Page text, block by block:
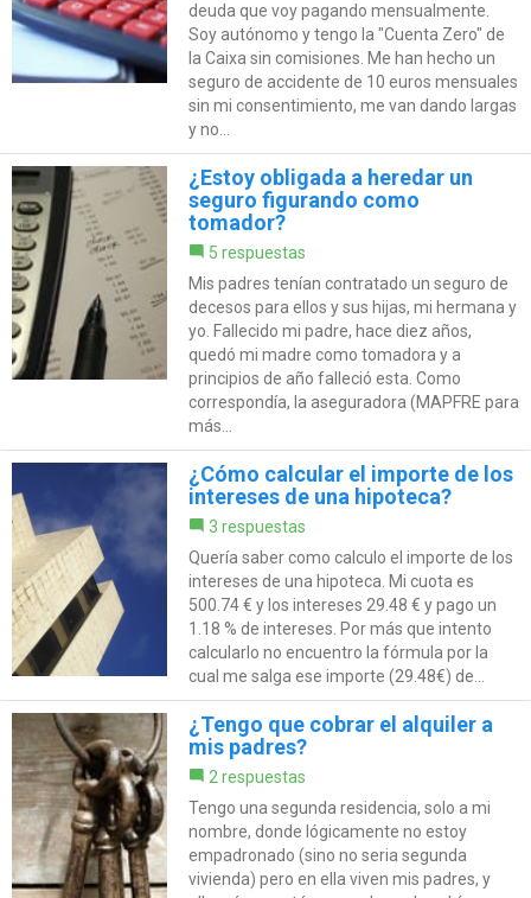
deuda que voy pagando mensualmente.
Soy autónomo y tengo la "Cuenta Zero" de
la Caixa sin comisiones. Me han hecho un
seguro de accidente de 10 euros mensuales
sin mi consentimiento, me van dando largas
y no...
¿Estoy obligada a heredar un
seguro figurando como
tomador?
5 respuestas
Mis padres tenían contratado un seguro de
decesos para ellos y sus hijas, mi hermana y
yo. Fallecido mi padre, hace diez años,
quedó mi madre como tomadora y a
principios de año falleció esta. Como
correspondía, la aseguradora (MAPFRE para
más...
¿Cómo calcular el importe de los
intereses de una hipoteca?
3 respuestas
Quería saber como calculo el importe de los
intereses de una hipoteca. Mi cuota es
500.74 € y los intereses 29.48 € y pago un
1.18 % de intereses. Por más que intento
calcularlo no encuentro la fórmula por la
cual me salga ese importe (29.48€) de...
¿Tengo que cobrar el alquiler a
mis padres?
2 respuestas
Tengo una segunda residencia, solo a mi
nombre, donde lógicamente no estoy
empadronado (sino no seria segunda
vivienda) pero en ella viven mis padres, y